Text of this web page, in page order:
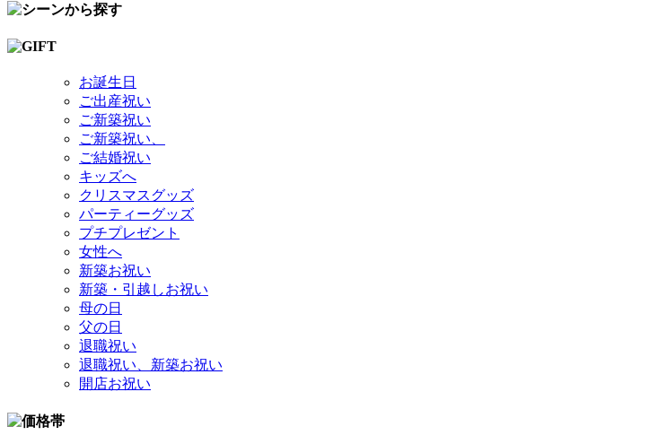
お誕生日
ご出産祝い
ご新築祝い
ご新築祝い、
ご結婚祝い
キッズへ
クリスマスグッズ
パーティーグッズ
プチプレゼント
女性へ
新築お祝い
新築・引越しお祝い
母の日
父の日
退職祝い
退職祝い、新築お祝い
開店お祝い